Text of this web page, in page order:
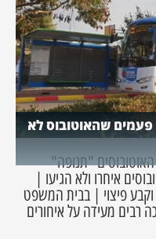
שערוריית תנופה: נוסע תיעד 48 פעמים שהאוטובוס לא
"תנופה"
האוטובוסים איחרו ולא הגיעו |
האמין ל-23 מקרים וקבע פיצוי | בבית המשפט
מעידה על איחורים